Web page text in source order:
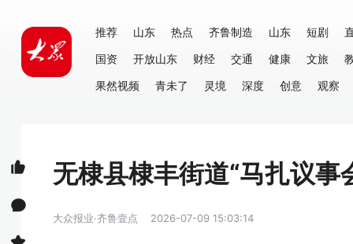
推荐 山东 热点 齐鲁制造 山东 短剧
国资
开放山东 财经 交通 健康 文旅
果然视频
青未了 灵境 深度 创意 观察
无棣县棣丰街道“马扎议事
大众报业·齐鲁壹点 2026-07-09 15:03:14